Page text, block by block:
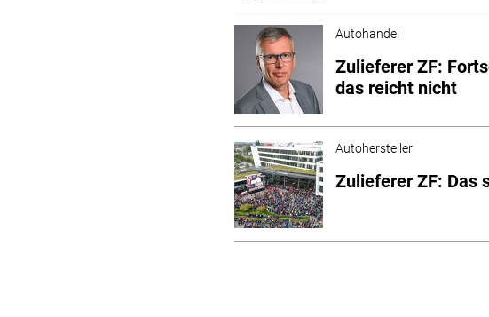
Autohandel
Zulieferer ZF:
das reicht nicht
Autohersteller
Zulieferer ZF: Das